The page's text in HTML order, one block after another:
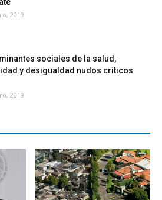
2019
sociales de la salud,
y desigualdad nudos críticos
2019